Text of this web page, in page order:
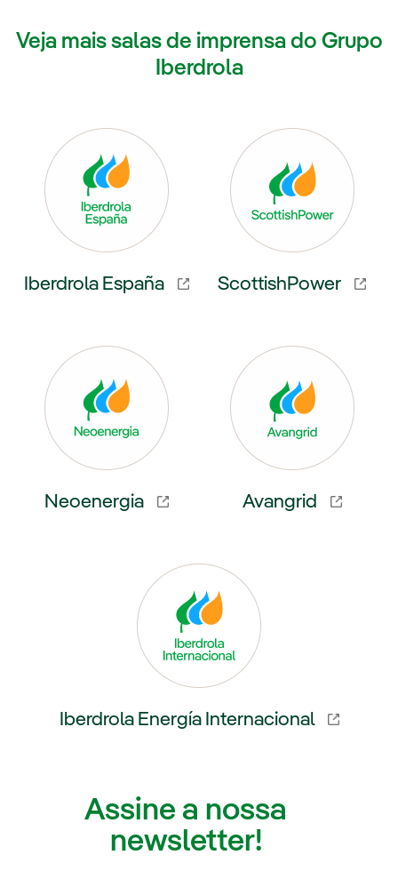
Veja mais salas de imprensa do Grupo
Iberdrola
Iberdrola España
abra em uma nova aba.
ScottishPower
Link externo, abra em uma
Neoenergia
abra em uma nova aba.
Avangrid
Link externo, abra em uma
Iberdrola Energía Internacional
Assine a nossa
newsletter!